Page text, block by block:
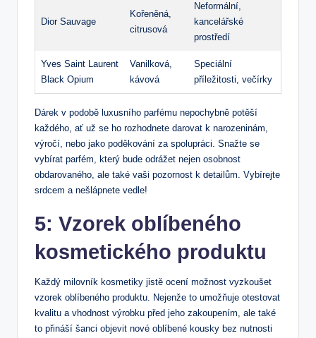
Dior Sauvage
Kořeněná,
citrusová
Neformální,
kancelářské
prostředí
Yves Saint⁤ Laurent
Black ‍Opium
Vanilková,​
kávová
Speciální
příležitosti, ⁢večírky
Dárek v ⁢podobě luxusního parfému nepochybně⁢ potěší
každého, ať už se ho rozhodnete ⁣darovat k narozeninám,
výročí, nebo jako poděkování za spolupráci. Snažte se
vybírat parfém, který bude odrážet ⁤nejen osobnost
obdarovaného, ⁢ale také⁢ vaši pozornost ‍k ‍detailům. Vybírejte
‌srdcem a nešlápnete vedle!
5: Vzorek oblíbeného
kosmetického produktu
Každý milovník kosmetiky jistě ⁢ocení možnost vyzkoušet
vzorek oblíbeného produktu. Nejenže ⁣to umožňuje otestovat
kvalitu a vhodnost⁤ výrobku před jeho zakoupením, ​ale také
to​ přináší šanci objevit nové⁣ oblíbené kousky bez nutnosti